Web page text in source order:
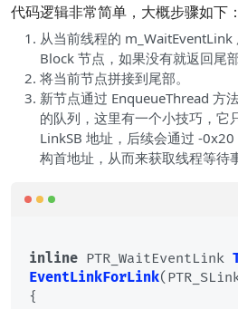
代码逻辑非常简单，大概步骤如下：
从当前线程的
Block 节点，如果没有就返回尾部
将当前节点拼接到尾部。
新节点通过 EnqueueThread 方
的队列，这里有一个小技巧，它
LinkSB 地址，后续会通过 -
构首地址，从而来获取线程等待
inline PTR_WaitEventLink
EventLinkForLink
{